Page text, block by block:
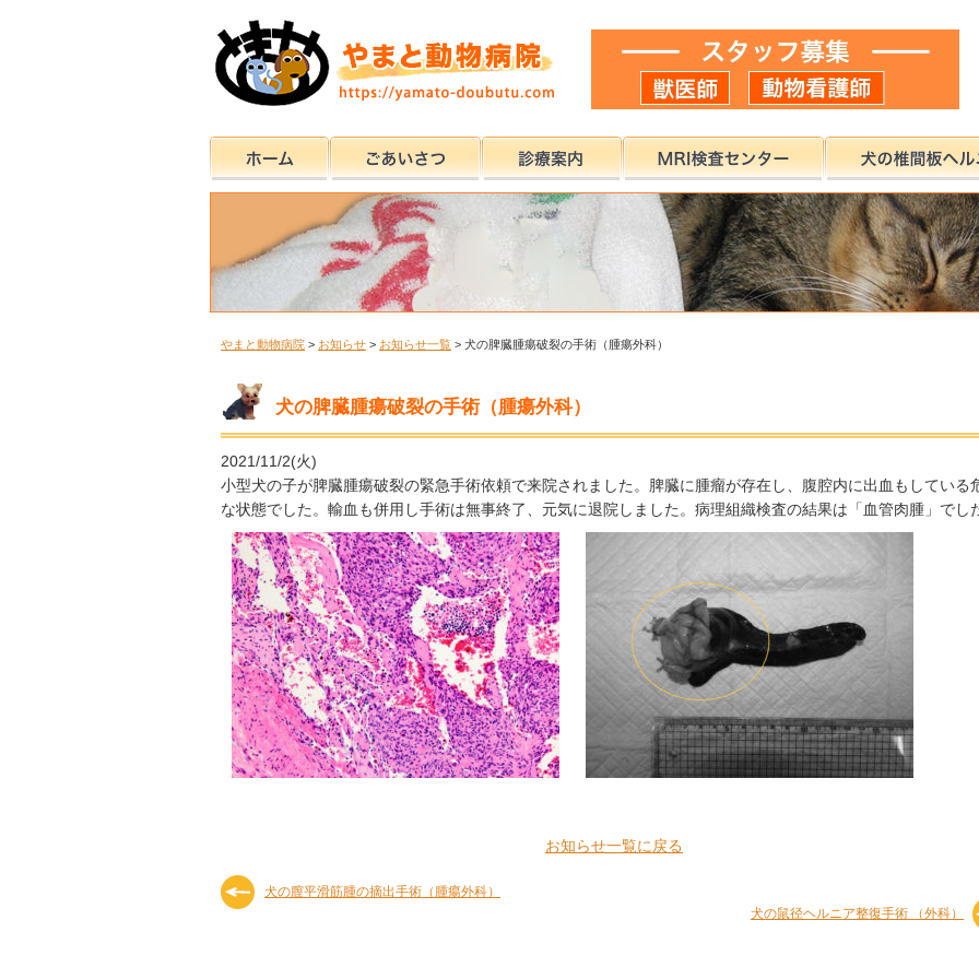
やまと動物病院 > お知らせ > お知らせ一覧 > 犬の脾臓腫瘍破裂の手術（腫瘍外科）
犬の脾臓腫瘍破裂の手術（腫瘍外科）
2021/11/2(火)
小型犬の子が脾臓腫瘍破裂の緊急手術依頼で来院されました。脾臓に腫瘤が存在し、腹腔内に出血もしている
な状態でした。輸血も併用し手術は無事終了、元気に退院しました。病理組織検査の結果は「血管肉腫」でし
お知らせ一覧に戻る
犬の膣平滑筋腫の摘出手術（腫瘍外科）
犬の鼠径ヘルニア整復手術 （外科）